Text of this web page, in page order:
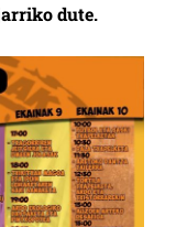
dute.